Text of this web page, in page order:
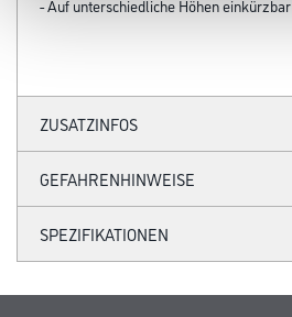
- Auf unterschiedliche Höhen einkürzbar
ZUSATZINFOS
GEFAHRENHINWEISE
SPEZIFIKATIONEN